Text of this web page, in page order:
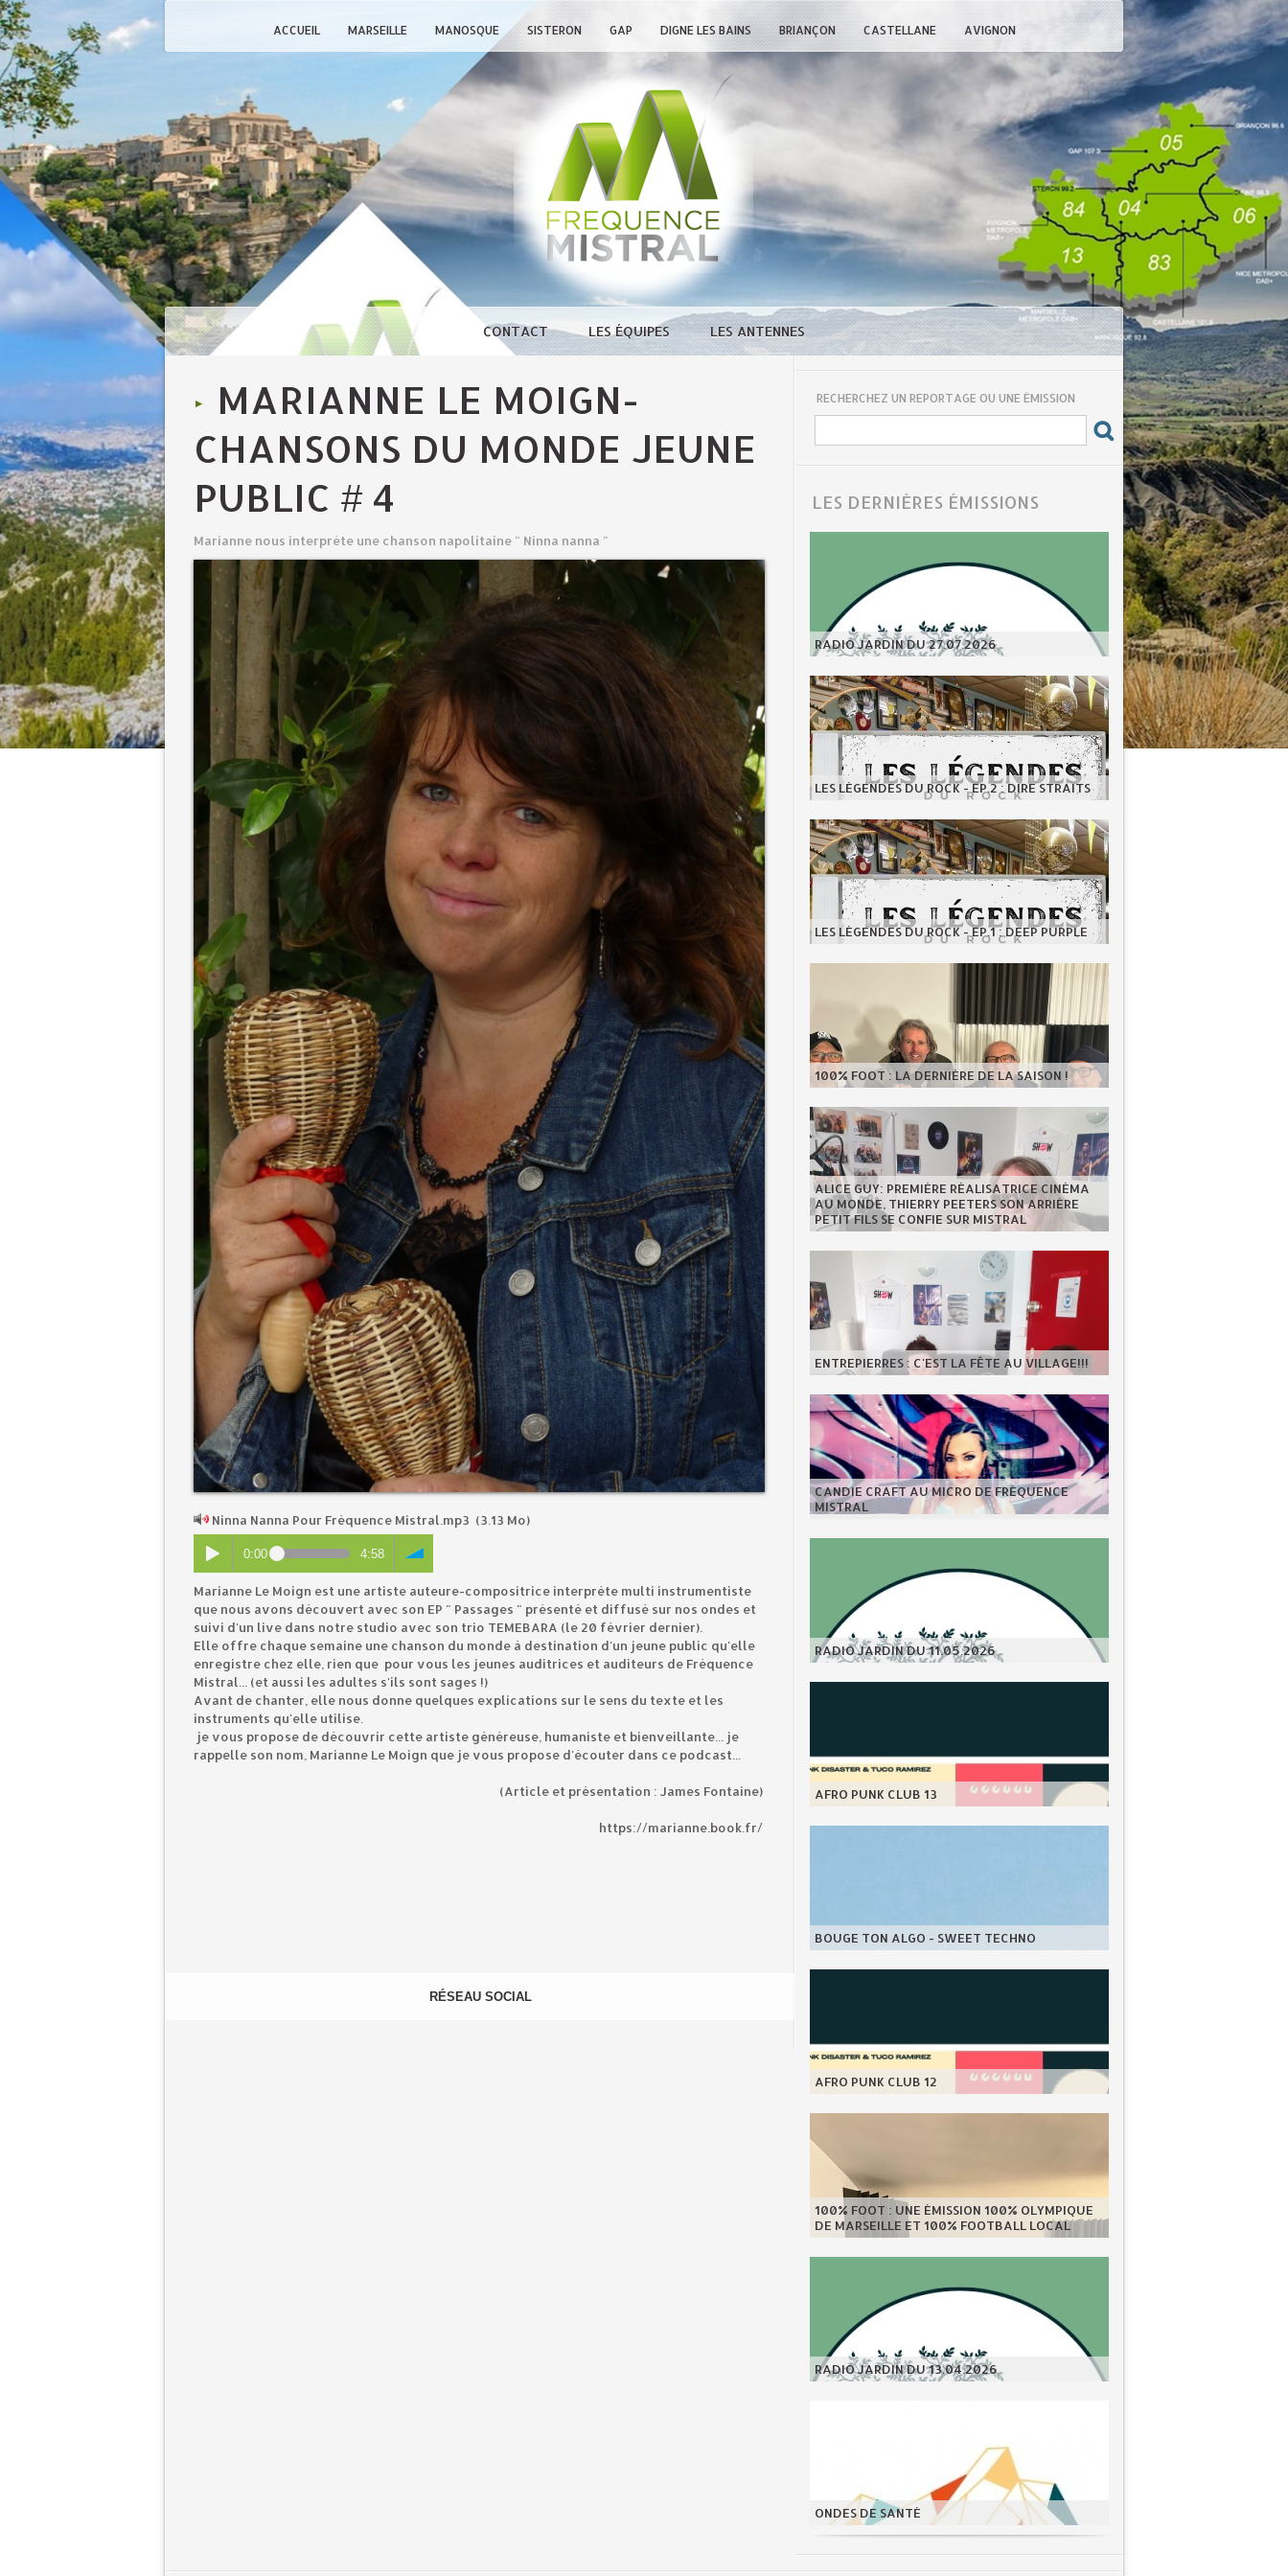
ACCUEIL MARSEILLE MANOSQUE SISTERON GAP DIGNE LES BAINS BRIANÇON CASTELLANE AVIGNON
CONTACT LES ÉQUIPES LES ANTENNES
MARIANNE LE MOIGN-
CHANSONS DU MONDE JEUNE
PUBLIC # 4
Marianne nous interprète une chanson napolitaine " Ninna nanna "
Ninna Nanna Pour Fréquence Mistral.mp3 (3.13 Mo)
0:00 4:58
Marianne Le Moign est une artiste auteure-compositrice interprète multi instrumentiste
que nous avons découvert avec son EP " Passages " présenté et diffusé sur nos ondes et
suivi d'un live dans notre studio avec son trio TEMEBARA (le 20 février dernier).
Elle offre chaque semaine une chanson du monde à destination d'un jeune public qu'elle
enregistre chez elle, rien que pour vous les jeunes auditrices et auditeurs de Fréquence
Mistral... (et aussi les adultes s'ils sont sages !)
Avant de chanter, elle nous donne quelques explications sur le sens du texte et les
instruments qu'elle utilise.
je vous propose de découvrir cette artiste généreuse, humaniste et bienveillante... je
rappelle son nom, Marianne Le Moign que je vous propose d'écouter dans ce podcast...
(Article et présentation : James Fontaine)
https://marianne.book.fr/
RÉSEAU SOCIAL
RECHERCHEZ UN REPORTAGE OU UNE ÉMISSION
LES DERNIÈRES ÉMISSIONS
RADIO JARDIN DU 27.07.2026
LES LÉGENDES DU ROCK - EP.2 : DIRE STRAITS
LES LÉGENDES DU ROCK - EP.1 : DEEP PURPLE
100% FOOT : LA DERNIÈRE DE LA SAISON !
ALICE GUY: PREMIÈRE RÉALISATRICE CINÉMA
AU MONDE, THIERRY PEETERS SON ARRIÈRE
PETIT FILS SE CONFIE SUR MISTRAL
ENTREPIERRES : C'EST LA FÊTE AU VILLAGE!!!
CANDIE CRAFT AU MICRO DE FRÉQUENCE
MISTRAL
RADIO JARDIN DU 11.05.2026
AFRO PUNK CLUB 13
BOUGE TON ALGO - SWEET TECHNO
AFRO PUNK CLUB 12
100% FOOT : UNE ÉMISSION 100% OLYMPIQUE
DE MARSEILLE ET 100% FOOTBALL LOCAL
RADIO JARDIN DU 13.04.2026
ONDES DE SANTÉ